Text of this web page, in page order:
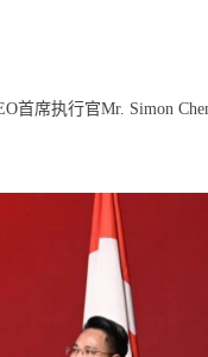
首席执行官Mr. Simon